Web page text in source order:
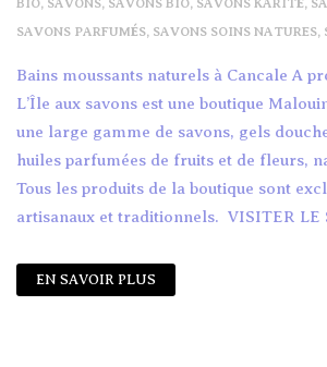
BIO, SAVONS, SAVONS BIO, SAVONS KARITÉ,
SAVONS PARFUMÉS, SAVONS SOINS NATURES,
Bains moussants naturels à Cancale A
L’Île aux savons est une boutique
une large gamme de savons, gels
huiles parfumées de fruits et de fleurs,
Tous les produits de la boutique sont
artisanaux et traditionnels. VISITER LE
EN SAVOIR PLUS